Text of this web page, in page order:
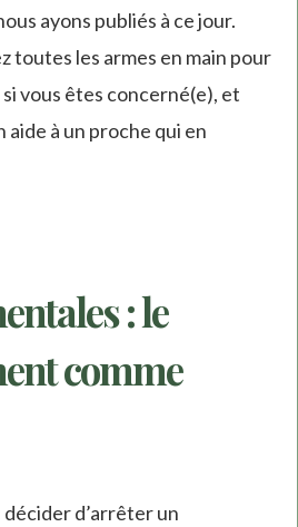
ayons publiés à ce jour.
toutes les armes en main pour
vous êtes concerné(e), et
à un proche qui en
: le
comme
décider d’arrêter un